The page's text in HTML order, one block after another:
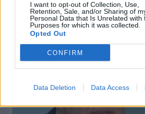
I want to opt-out of Collection, Use,
Retention, Sale, and/or Sharing of
Personal Data that Is Unrelated with
Purposes for which it was collected.
Opted Out
CONFIRM
Data Deletion Data Access
Αλλαγές στο CITY 99,5
09.06.2009 - 11:28
ΔΙΑΒΆΣΤΕ ΠΕΡΙΣΣΌΤΕΡΑ